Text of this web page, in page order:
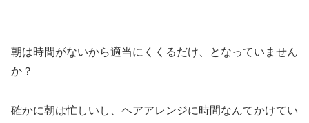
朝は時間がないから適当にくくるだけ、となっていません
か？
確かに朝は忙しいし、ヘアアレンジに時間なんてかけてい